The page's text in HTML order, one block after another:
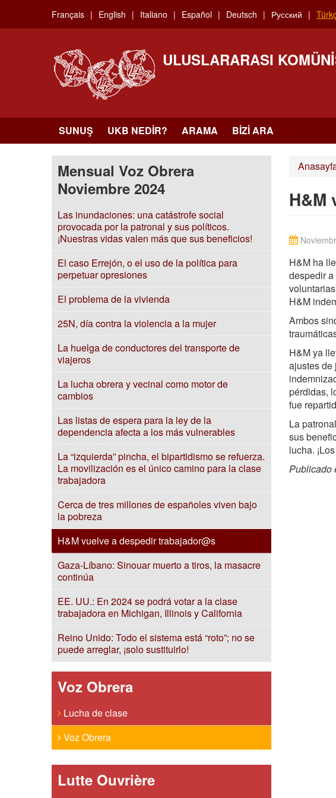
main
Français English Italiano Español Deutsch Русский
ULUSLARARASI
SUNUŞ UKB NEDIR? ARAMA BIZI ARA
Mensual Voz Obrera
Noviembre 2024
Las inundaciones: una catástrofe social
provocada por la patronal y sus políticos.
¡Nuestras vidas valen más que sus beneficios!
El caso Errejón, o el uso de la política para
perpetuar opresiones
El problema de la vivienda
25N, día contra la violencia a la mujer
La huelga de conductores del transporte de
viajeros
La lucha obrera y vecinal como motor de
cambios
Las listas de espera para la ley de la
dependencia afecta a los más vulnerables
La “izquierda” pincha, el bipartidismo se refuerza.
La movilización es el único camino para la clase
trabajadora
Cerca de tres millones de españoles viven bajo
la pobreza
H&M vuelve a despedir trabajador@s
Gaza-Líbano: Sinouar muerto a tiros, la masacre
continúa
EE. UU.: En 2024 se podrá votar a la clase
trabajadora en Michigan, Illinois y California
Reino Unido: Todo el sistema está “roto”; no se
puede arreglar, ¡solo sustituirlo!
Voz Obrera
Lucha de clase
Voz Obrera
Lutte Ouvrière
H&M
H&M ha
despedir
H&M
Ambos
H&M ya
ajustes de
pérdidas,
fue
La
sus
lucha.
Publicado